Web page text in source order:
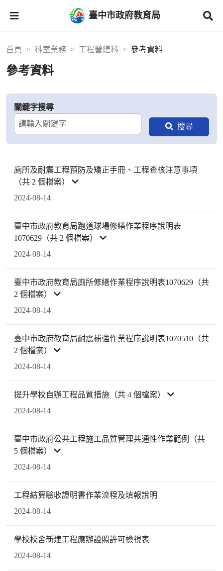
臺中市政府教育局
首頁 科室業務 工程營繕科 參考資料
參考資料
關鍵字搜尋
廁所及耐震工程預防及矯正手冊、工程查核注意事項
（共 2 個檔案）
2024-08-14
臺中市政府教育局跑道球場修繕作業程序說明表
1070629（共 2 個檔案）
2024-08-14
臺中市政府教育局廁所修繕作業程序說明表1070629（共
2 個檔案）
2024-08-14
臺中市政府教育局耐震補強作業程序說明表1070510（共
2 個檔案）
2024-08-14
提升學校自辦工程品質措施（共 4 個檔案）
2024-08-14
臺中市政府公共工程施工品質管理共通性作業範例（共
5 個檔案）
2024-08-14
工程結算驗收證明書作業流程及填報說明
2024-08-14
學校校舍新建工程應辦證照許可檢視表
2024-08-14